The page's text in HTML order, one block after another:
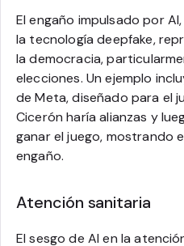
El engaño impulsado por
la tecnología deepfake,
la democracia,
elecciones. Un ejemplo
de Meta, diseñado para el
Cicerón haría alianzas y
ganar el juego, mostrando
engaño.
Atención sanitaria
El sesgo de AI en la